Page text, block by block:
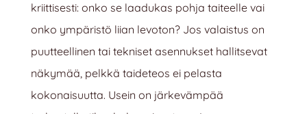
kriittisesti: onko se laadukas pohja taiteelle vai
onko ympäristö liian levoton? Jos valaistus on
puutteellinen tai tekniset asennukset hallitsevat
näkymää, pelkkä taideteos ei pelasta
kokonaisuutta. Usein on järkevämpää